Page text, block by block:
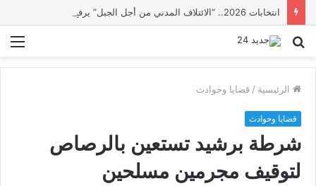
بحث
الرئيسية / قضايا وحوادث
قضايا وحوادث
شرطة برشيد تستعين بالرصاص
لتوقيف مجرمين مسلحين